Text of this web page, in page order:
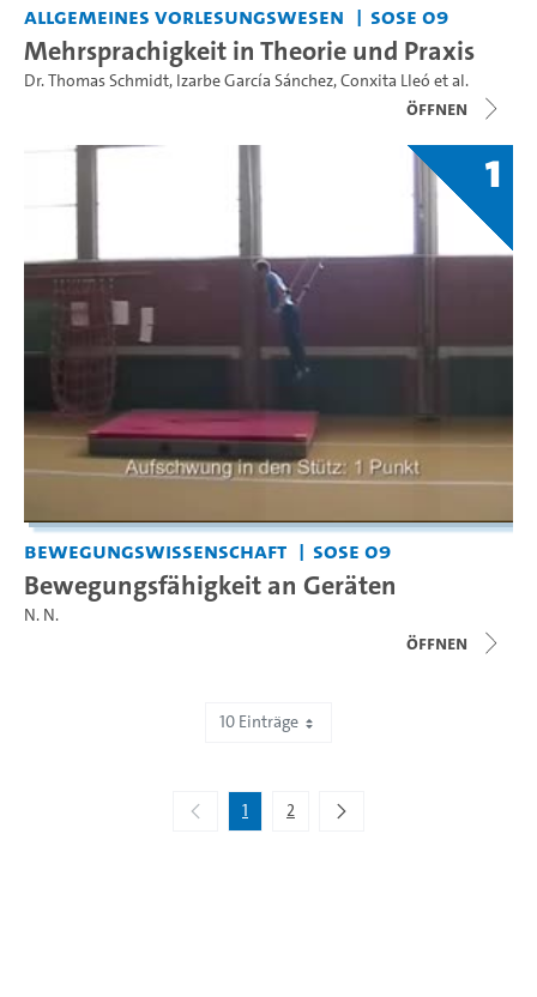
Allgemeines Vorlesungswesen SoSe 09
Mehrsprachigkeit in Theorie und Praxis
Dr. Thomas Schmidt, Izarbe García Sánchez,Conxita Lleó et al.
Öffnen
1
Bewegungswissenschaft SoSe 09
Bewegungsfähigkeit an Geräten
N. N.
Öffnen
10 Einträge
1 2